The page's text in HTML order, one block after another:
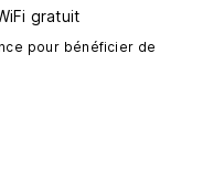
gratuit
pour bénéficier de